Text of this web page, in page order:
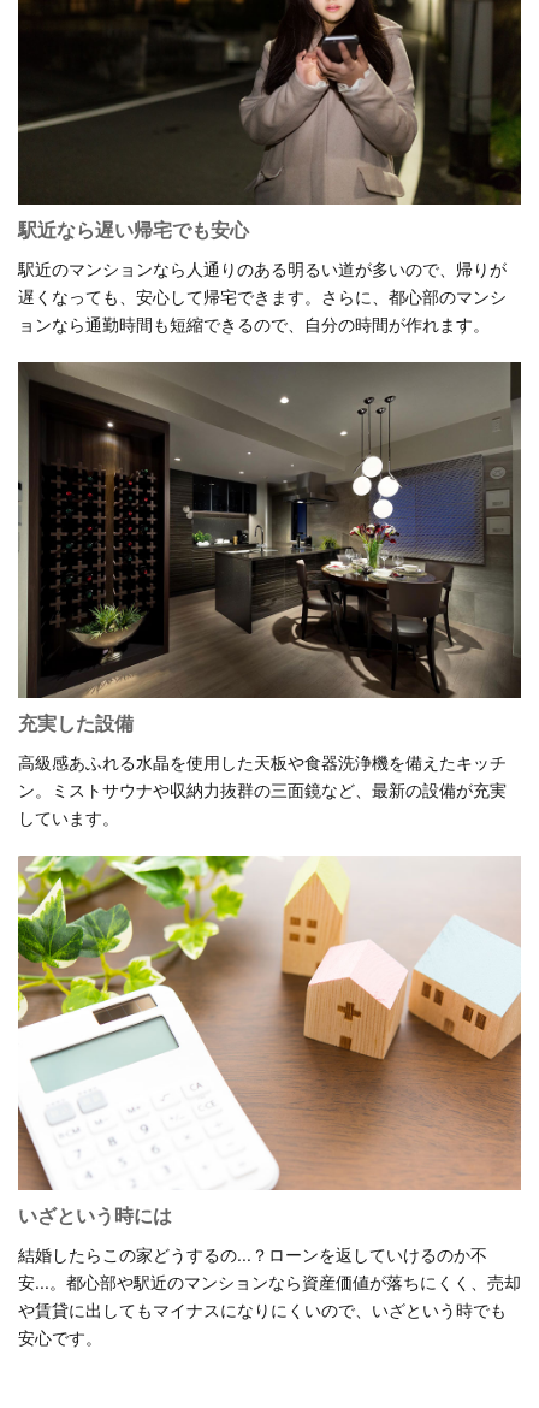
駅近なら遅い帰宅でも安心
駅近のマンションなら人通りのある明るい道が多いので、帰りが
遅くなっても、安心して帰宅できます。さらに、都心部のマンシ
ョンなら通勤時間も短縮できるので、自分の時間が作れます。
充実した設備
高級感あふれる水晶を使用した天板や食器洗浄機を備えたキッチ
ン。ミストサウナや収納力抜群の三面鏡など、最新の設備が充実
しています。
いざという時には
結婚したらこの家どうするの...？ローンを返していけるのか不
安...。都心部や駅近のマンションなら資産価値が落ちにくく、売却
や賃貸に出してもマイナスになりにくいので、いざという時でも
安心です。